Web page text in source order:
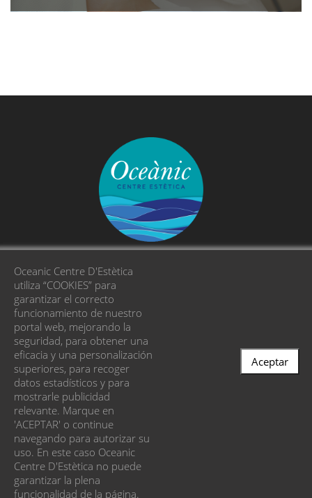
Carrer PADUA, 106 - 08006 Barcelona
+34 932 110 589
oceanic@centreoceanic.com
RESERVAR CITA
© 2026 Oceanic Centre D'Estètica - ¿Quieres un
sitio como este?
Aceptar
Oceanic Centre D'Estètica
utiliza “COOKIES” para
garantizar el correcto
funcionamiento de nuestro
portal web, mejorando la
seguridad, para obtener una
eficacia y una personalización
superiores, para recoger
datos estadísticos y para
mostrarle publicidad
relevante. Marque en
'ACEPTAR' o continue
navegando para autorizar su
uso. En este caso Oceanic
Centre D'Estètica no puede
garantizar la plena
funcionalidad de la página.